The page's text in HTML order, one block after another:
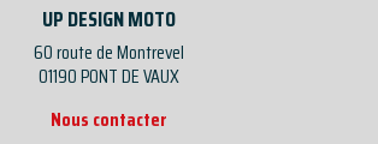
UP DESIGN MOTO
60 route de Montrevel
01190 PONT DE VAUX
Nous contacter